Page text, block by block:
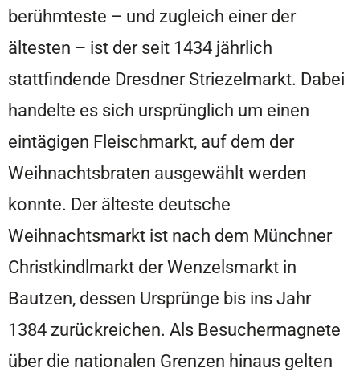
berühmteste – und zugleich einer der
ältesten – ist der seit 1434 jährlich
stattfindende Dresdner Striezelmarkt. Dabei
handelte es sich ursprünglich um einen
eintägigen Fleischmarkt, auf dem der
Weihnachtsbraten ausgewählt werden
konnte. Der älteste deutsche
Weihnachtsmarkt ist nach dem Münchner
Christkindlmarkt der Wenzelsmarkt in
Bautzen, dessen Ursprünge bis ins Jahr
1384 zurückreichen. Als Besuchermagnete
über die nationalen Grenzen hinaus gelten